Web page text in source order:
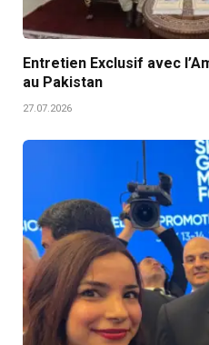
Entretien Exclusif avec
au Pakistan
27.07.2026